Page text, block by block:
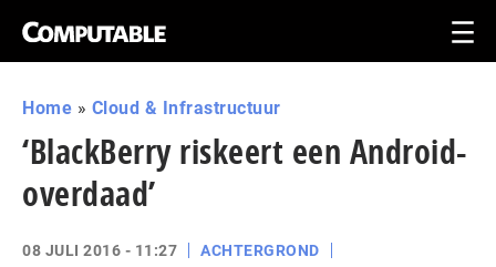
Home » Cloud & Infrastructuur
‘BlackBerry riskeert een Android-
overdaad’
08 JULI 2016 - 11:27
ACHTERGROND